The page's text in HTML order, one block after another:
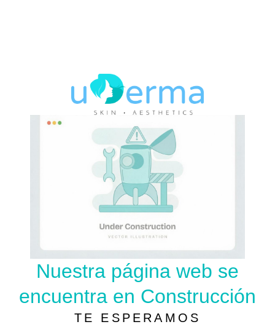
Nuestra página web se
encuentra en Construcción
TE ESPERAMOS